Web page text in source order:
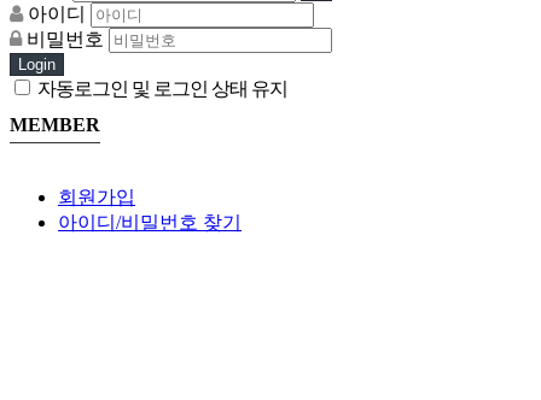
아이디
비밀번호
Login
자동로그인 및 로그인 상태 유지
MEMBER
회원가입
아이디/비밀번호 찾기